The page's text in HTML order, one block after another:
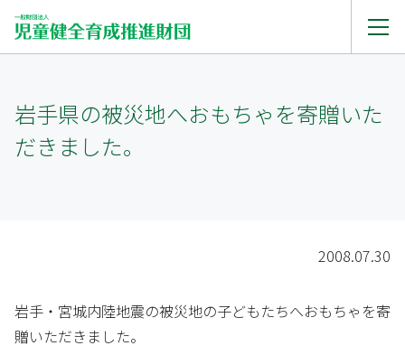
岩手県の被災地へおもちゃを寄贈いた
だきました。
2008.07.30
岩手・宮城内陸地震の被災地の子どもたちへおもちゃを寄
贈いただきました。